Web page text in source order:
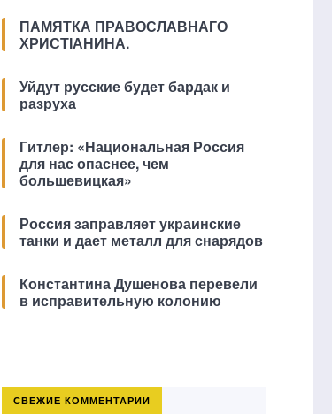
ПАМЯТКА ПРАВОСЛАВНАГО
ХРИСТІАНИНА.
Уйдут русские будет бардак и
разруха
Гитлер: «Национальная Россия
для нас опаснее, чем
большевицкая»
Россия заправляет украинские
танки и дает металл для снарядов
Константина Душенова перевели
в исправительную колонию
СВЕЖИЕ КОММЕНТАРИИ